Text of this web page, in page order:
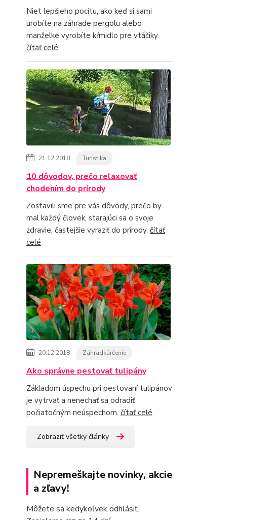
Niet lepšieho pocitu, ako keď si sami
urobíte na záhrade pergolu alebo
manželke vyrobíte kŕmidlo pre vtáčiky.
čítať celé
21.12.2018 Turistika
10 dôvodov, prečo relaxovať
chodením do prírody
Zostavili sme pre vás dôvody, prečo by
mal každý človek, starajúci sa o svoje
zdravie, častejšie vyraziť do prírody. čítať
celé
20.12.2018 Záhradkárčenie
Ako správne pestovať tulipány
Základom úspechu pri pestovaní tulipánov
je vytrvať a nenechať sa odradiť
počiatočným neúspechom. čítať celé
Zobraziť všetky články
Nepremeškajte novinky, akcie
a zľavy!
Môžete sa kedykoľvek odhlásiť.